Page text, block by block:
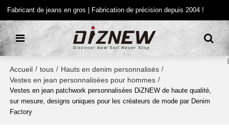
Fabricant de jeans en gros | Fabrication de précision depuis 2004 !
Accueil / tous / Hauts en denim personnalisés /
Vestes en jean personnalisées pour hommes /
Vestes en jean patchwork personnalisées DiZNEW de haute qualité,
sur mesure, designs uniques pour les créateurs de mode par Denim
Factory